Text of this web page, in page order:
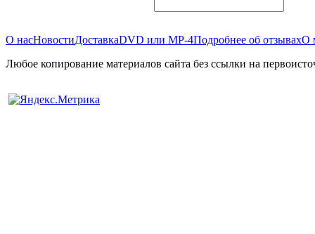
О насНовостиДоставкаDVD или MP-4Подробнее об отзывахО
Любое копирование материалов сайта без ссылки на